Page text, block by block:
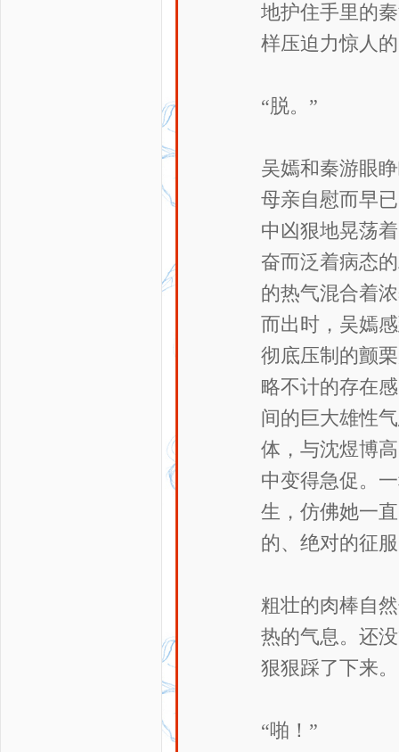
地护住手里的
样压迫力惊人
“脱。”
吴嫣和秦游眼
母亲自慰而早
中凶狠地晃荡
奋而泛着病态
的热气混合着
而出时，吴嫣
彻底压制的颤
略不计的存在
间的巨大雄性
体，与沈煜博
中变得急促。
生，仿佛她一
的、绝对的征
粗壮的肉棒自
热的气息。还
狠狠踩了下来。
“啪！”